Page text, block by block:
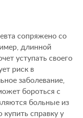
сопряжено со
длинной
уступать своего
риск в
заболевание,
бороться с
больные из
справку у